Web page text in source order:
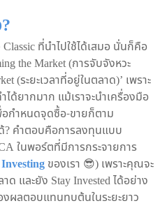
ที่นำไปใช้ได้เสมอ นั่นก็คือ
the Market (การจับจังหวะ
(ระยะเวลาที่อยู่ในตลาด)’ เพราะ
ด้ยากมาก แม้เราจะนำเครื่องมือ
อกำหนดจุดซื้อ-ขายก็ตาม
? คำตอบคือการลงทุนแบบ
ในพอร์ตที่มีการกระจายการ
ของเรา 😎) เพราะคุณจะ
และยัง Stay Invested ได้อย่าง
ผลตอบแทนทบต้นในระยะยาว